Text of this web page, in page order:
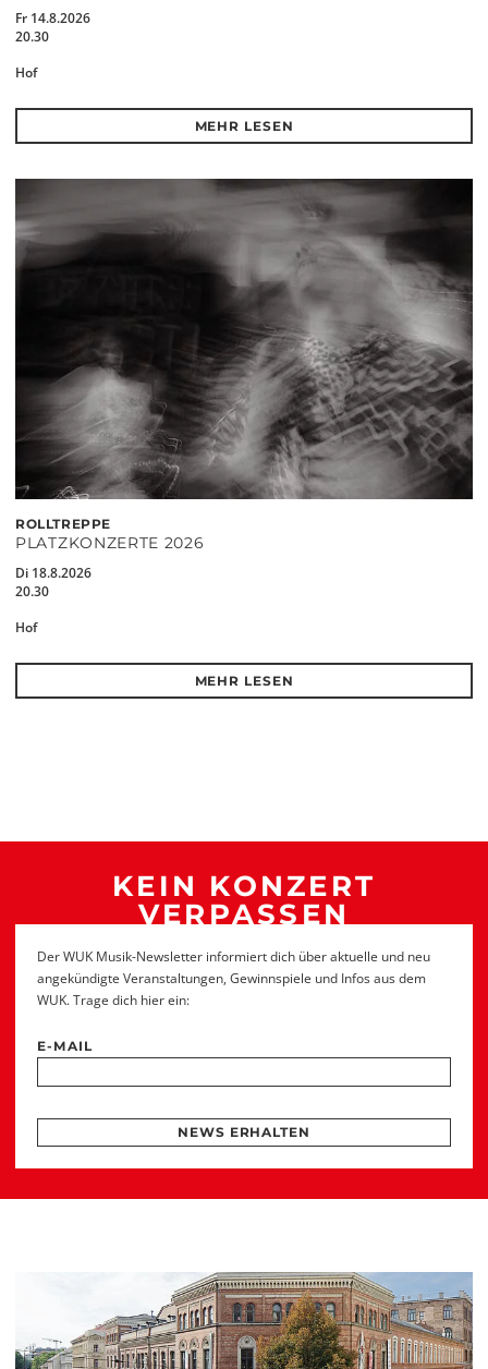
Fr 14.8.2026
20.30
Hof
MEHR LESEN
ROLLTREPPE
PLATZKONZERTE 2026
Di 18.8.2026
20.30
Hof
MEHR LESEN
KEIN KONZERT
VERPASSEN
Der WUK Musik-Newsletter informiert dich über aktuelle und neu
angekündigte Veranstaltungen, Gewinnspiele und Infos aus dem
WUK. Trage dich hier ein:
E-MAIL
NEWS ERHALTEN